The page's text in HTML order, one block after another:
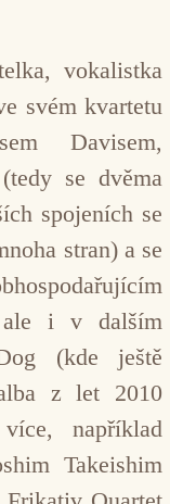
vokalistka
svém kvartetu
Davisem,
se dvěma
spojeních se
stran) a se
ale i v dalším
(kde ještě
z let 2010
například
Takeishim